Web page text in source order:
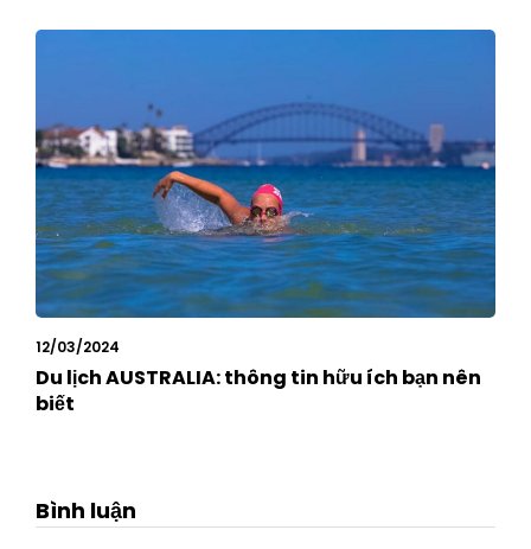
12/03/2024
Du lịch AUSTRALIA: thông tin hữu ích bạn nên
biết
Bình luận